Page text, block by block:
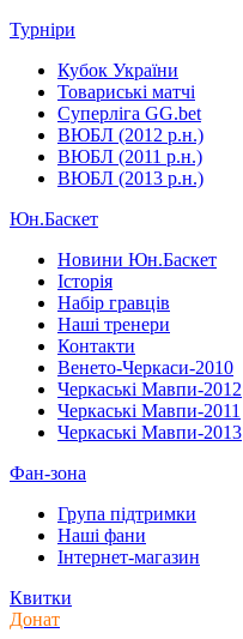
Турніри
Кубок України
Товариські матчі
Суперліга GG.bet
ВЮБЛ (2012 р.н.)
ВЮБЛ (2011 р.н.)
ВЮБЛ (2013 р.н.)
Юн.Баскет
Новини Юн.Баскет
Історія
Набір гравців
Наші тренери
Контакти
Венето-Черкаси-2010
Черкаські Мавпи-2012
Черкаські Мавпи-2011
Черкаські Мавпи-2013
Фан-зона
Група підтримки
Наші фани
Інтернет-магазин
Квитки
Донат